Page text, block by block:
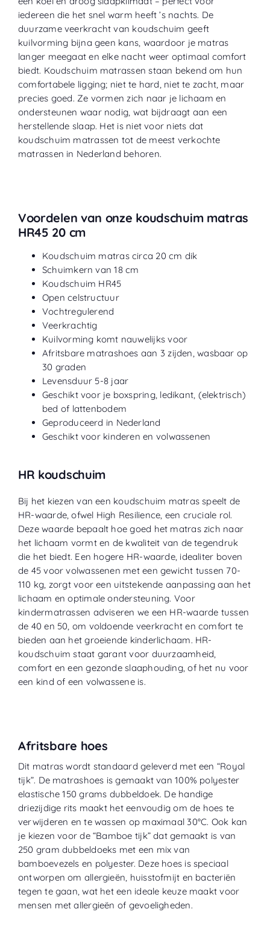
iedereen die het snel warm heeft ’s nachts. De
duurzame veerkracht van koudschuim geeft
kuilvorming bijna geen kans, waardoor je matras
langer meegaat en elke nacht weer optimaal comfort
biedt. Koudschuim matrassen staan bekend om hun
comfortabele ligging; niet te hard, niet te zacht, maar
precies goed. Ze vormen zich naar je lichaam en
ondersteunen waar nodig, wat bijdraagt aan een
herstellende slaap. Het is niet voor niets dat
koudschuim matrassen tot de meest verkochte
matrassen in Nederland behoren.
Voordelen van onze koudschuim matras
HR45 20 cm
Koudschuim matras circa 20 cm dik
Schuimkern van 18 cm
Koudschuim HR45
Open celstructuur
Vochtregulerend
Veerkrachtig
Kuilvorming komt nauwelijks voor
Afritsbare matrashoes aan 3 zijden, wasbaar op
30 graden
Levensduur 5-8 jaar
Geschikt voor je boxspring, ledikant, (elektrisch)
bed of lattenbodem
Geproduceerd in Nederland
Geschikt voor kinderen en volwassenen
HR koudschuim
Bij het kiezen van een koudschuim matras speelt de
HR-waarde, ofwel High Resilience, een cruciale rol.
Deze waarde bepaalt hoe goed het matras zich naar
het lichaam vormt en de kwaliteit van de tegendruk
die het biedt. Een hogere HR-waarde, idealiter boven
de 45 voor volwassenen met een gewicht tussen 70-
110 kg, zorgt voor een uitstekende aanpassing aan het
lichaam en optimale ondersteuning. Voor
kindermatrassen adviseren we een HR-waarde tussen
de 40 en 50, om voldoende veerkracht en comfort te
bieden aan het groeiende kinderlichaam. HR-
koudschuim staat garant voor duurzaamheid,
comfort en een gezonde slaaphouding, of het nu voor
een kind of een volwassene is.
Afritsbare hoes
Dit matras wordt standaard geleverd met een “Royal
tijk”. De matrashoes is gemaakt van 100% polyester
elastische 150 grams dubbeldoek. De handige
driezijdige rits maakt het eenvoudig om de hoes te
verwijderen en te wassen op maximaal 30°C. Ook kan
je kiezen voor de “Bamboe tijk” dat gemaakt is van
250 gram dubbeldoeks met een mix van
bamboevezels en polyester. Deze hoes is speciaal
ontworpen om allergieën, huisstofmijt en bacteriën
tegen te gaan, wat het een ideale keuze maakt voor
mensen met allergieën of gevoeligheden.